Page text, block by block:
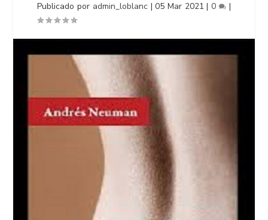
Publicado por admin_loblanc |05 Mar 2021 |0 |